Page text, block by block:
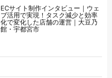
ECサイト制作インタビュー｜ウェ
ブ活用で実現！タスク減少と効率
化で変化した店舗の運営｜大豆乃
館・宇都宮市